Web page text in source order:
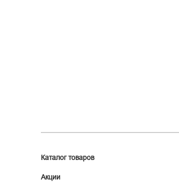
Каталог товаров
Акции